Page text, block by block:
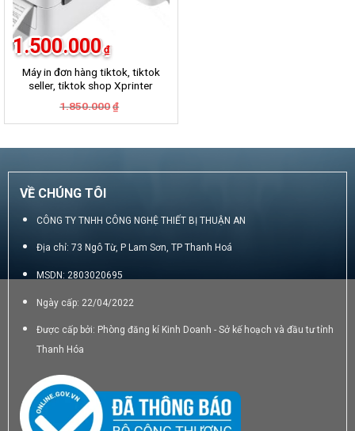
Máy in đơn hàng tiktok, tiktok
seller, tiktok shop Xprinter
1.850.000 ₫
là:
1.500.000 ₫
tại
1.500.000₫.
VỀ CHÚNG TÔI
CÔNG TY TNHH CÔNG NGHỆ THIẾT BỊ THUẬN AN
Địa chỉ: 73 Ngô Từ, P Lam Sơn, TP Thanh Hoá
MSDN: 2803020695
Ngày cấp: 22/04/2022
Được cấp bởi: Phòng đăng kí Kinh Doanh - Sở kế hoạch và đầu tư tỉnh
Thanh Hóa